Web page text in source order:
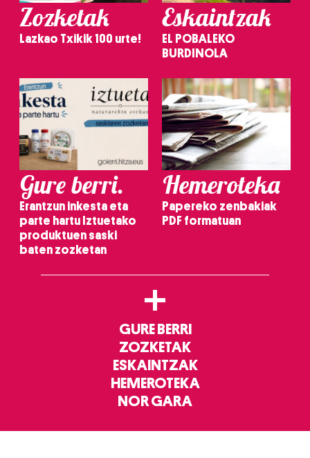
Zozketak
Lazkao Txikik 100 urte!
Eskaintzak
EL POBALEKO
BURDINOLA
Gure berri.
Erantzun inkesta eta
parte hartu Iztuetako
produktuen saski
baten zozketan
Hemeroteka
Papereko zenbakiak
PDF formatuan
+
GURE BERRI
ZOZKETAK
ESKAINTZAK
HEMEROTEKA
NOR GARA